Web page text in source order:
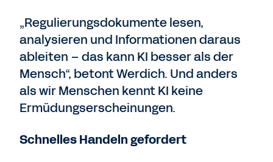
„Regulierungsdokumente lesen,
analysieren und Informationen daraus
ableiten – das kann KI besser als der
Mensch“, betont Werdich. Und anders
als wir Menschen kennt KI keine
Ermüdungserscheinungen.
Schnelles Handeln gefordert